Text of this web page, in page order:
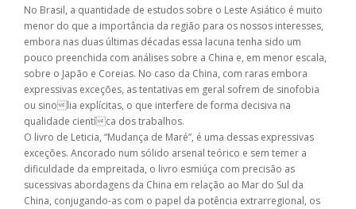
No Brasil, a quantidade de estudos sobre o Leste Asiático é muito
menor do que a importância da região para os nossos interesses,
embora nas duas últimas décadas essa lacuna tenha sido um
pouco preenchida com análises sobre a China e, em menor escala,
sobre o Japão e Coreias. No caso da China, com raras embora
expressivas exceções, as tentativas em geral sofrem de sinofobia
ou sinolia explícitas, o que interfere de forma decisiva na
qualidade cientíca dos trabalhos.
O livro de Leticia, “Mudança de Maré”, é uma dessas expressivas
exceções. Ancorado num sólido arsenal teórico e sem temer a
dificuldade da empreitada, o livro esmiúça com precisão as
sucessivas abordagens da China em relação ao Mar do Sul da
China, conjugando-as com o papel da potência extrarregional, os